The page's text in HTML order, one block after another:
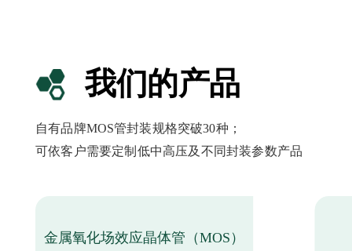
我们的产品
自有品牌MOS管封装规格突破30种；
可依客户需要定制低中高压及不同封装参数产品
金属氧化场效应晶体管（MOS）